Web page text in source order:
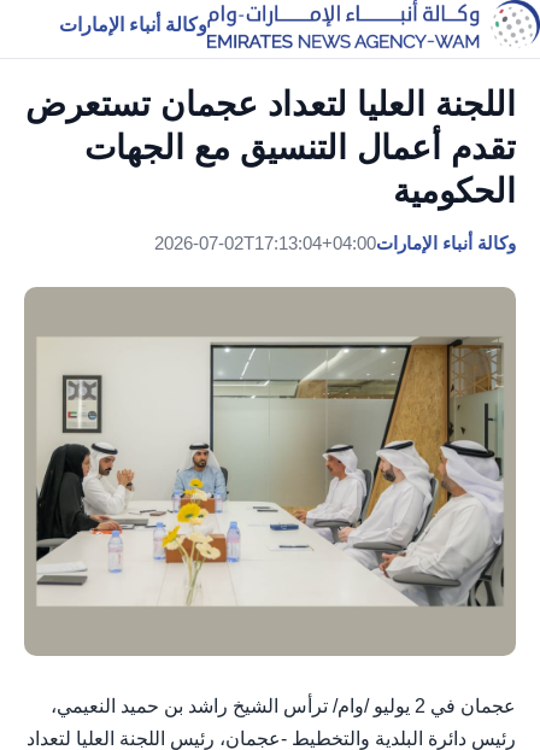
وكالة أنباء الإمارات
اللجنة العليا لتعداد عجمان تستعرض
تقدم أعمال التنسيق مع الجهات
الحكومية
وكالة أنباء الإمارات2026-07-02T17:13:04+04:00
عجمان في 2 يوليو /وام/ ترأس الشيخ راشد بن حميد النعيمي،
رئيس دائرة البلدية والتخطيط -عجمان، رئيس اللجنة العليا لتعداد